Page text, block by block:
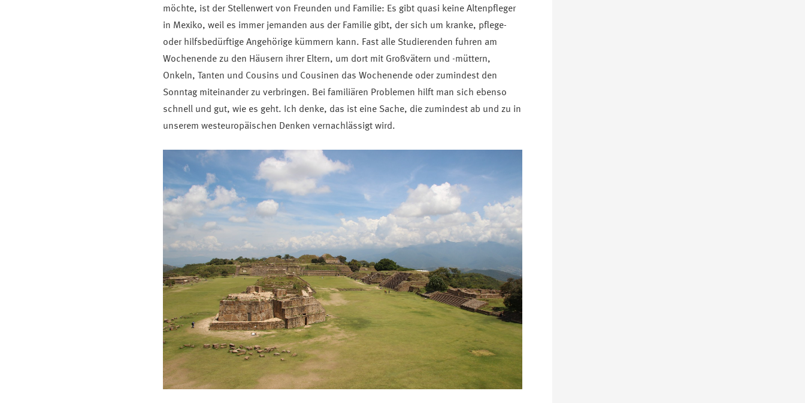
möchte, ist der Stellenwert von Freunden und Familie: Es gibt quasi keine Altenpfleger
in Mexiko, weil es immer jemanden aus der Familie gibt, der sich um kranke, pflege-
oder hilfsbedürftige Angehörige kümmern kann. Fast alle Studierenden fuhren am
Wochenende zu den Häusern ihrer Eltern, um dort mit Großvätern und -müttern,
Onkeln, Tanten und Cousins und Cousinen das Wochenende oder zumindest den
Sonntag miteinander zu verbringen. Bei familiären Problemen hilft man sich ebenso
schnell und gut, wie es geht. Ich denke, das ist eine Sache, die zumindest ab und zu in
unserem westeuropäischen Denken vernachlässigt wird.